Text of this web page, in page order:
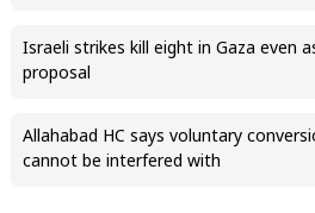
Israeli strikes kill eight in Gaza even
proposal
Allahabad HC says voluntary
cannot be interfered with